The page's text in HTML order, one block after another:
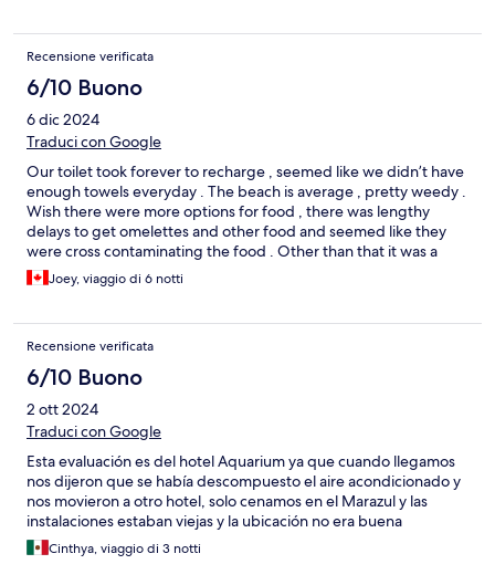
Recensione verificata
6/10 Buono
6 dic 2024
Traduci con Google
Our toilet took forever to recharge , seemed like we didn’t have
enough towels everyday . The beach is average , pretty weedy .
Wish there were more options for food , there was lengthy
delays to get omelettes and other food and seemed like they
were cross contaminating the food . Other than that it was a
decent hotel the entertainment was good
Joey, viaggio di 6 notti
Recensione verificata
6/10 Buono
2 ott 2024
Traduci con Google
Esta evaluación es del hotel Aquarium ya que cuando llegamos
nos dijeron que se había descompuesto el aire acondicionado y
nos movieron a otro hotel, solo cenamos en el Marazul y las
instalaciones estaban viejas y la ubicación no era buena
Cinthya, viaggio di 3 notti